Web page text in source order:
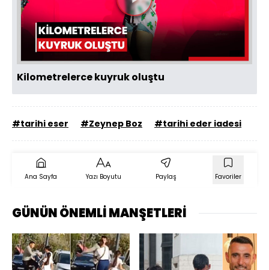
Videoyu
Oynat
Kilometrelerce kuyruk oluştu
#tarihi eser #Zeynep Boz #tarihi eder iadesi
Ana Sayfa Yazı Boyutu Paylaş Favoriler
GÜNÜN ÖNEMLİ MANŞETLERİ